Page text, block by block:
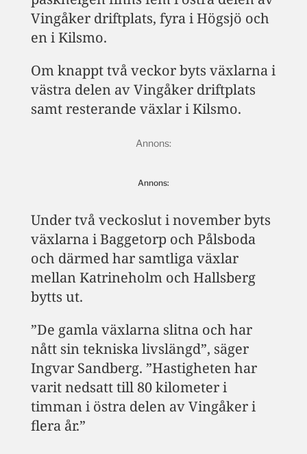
Vingåker driftplats, fyra i Högsjö och
en i Kilsmo.
Om knappt två veckor byts växlarna i
västra delen av Vingåker driftplats
samt resterande växlar i Kilsmo.
Annons:
Under två veckoslut i november byts
växlarna i Baggetorp och Pålsboda
och därmed har samtliga växlar
mellan Katrineholm och Hallsberg
bytts ut.
”De gamla växlarna slitna och har
nått sin tekniska livslängd”, säger
Ingvar Sandberg. ”Hastigheten har
varit nedsatt till 80 kilometer i
timman i östra delen av Vingåker i
flera år.”